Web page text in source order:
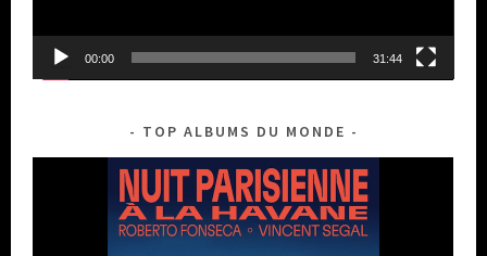
00:00 31:44
TOP ALBUMS DU MONDE